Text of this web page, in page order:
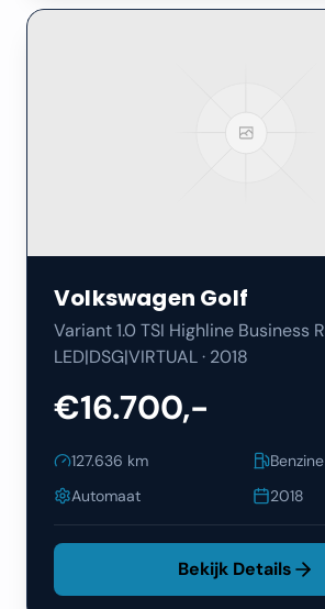
Volkswagen Golf
Variant 1.0 TSI Highline Business R
LED|DSG|VIRTUAL· 2018
€16.700,-
127.636 km
Benzine
Automaat
2018
Bekijk Details